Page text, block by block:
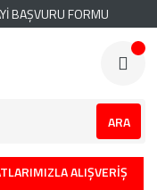
BAŞVURU FORMU
ARA
ALIŞVERİŞ